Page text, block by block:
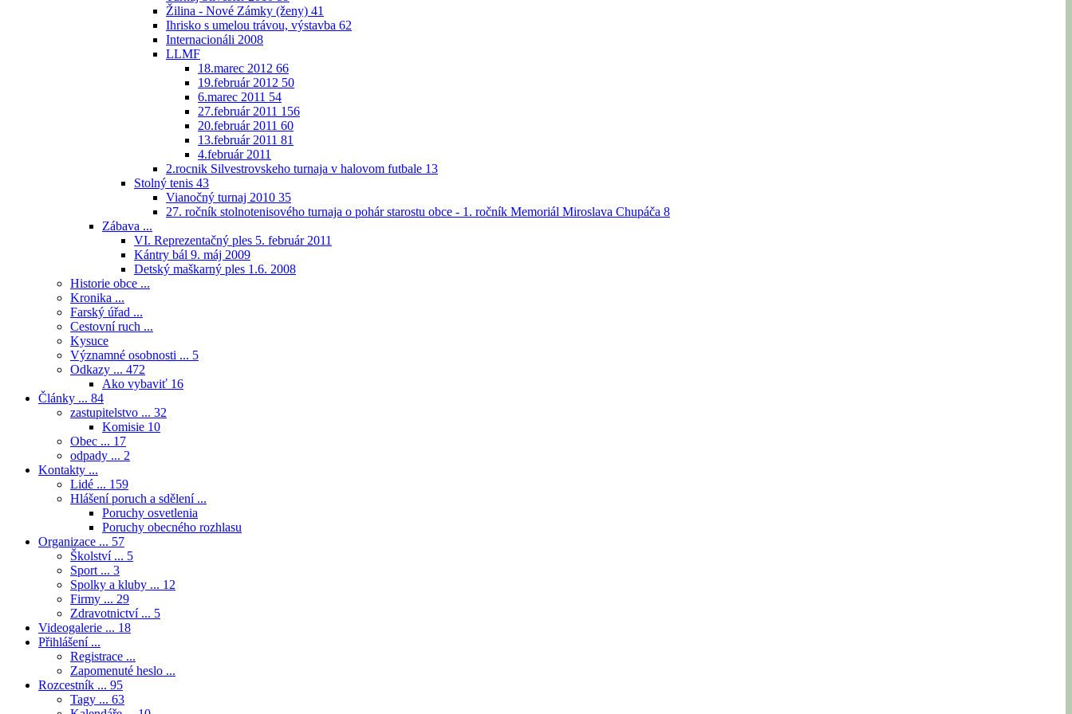
Žilina - Nové Zámky (ženy) 41
Ihrisko s umelou trávou, výstavba 62
Internacionáli 2008
LLMF
18.marec 2012 66
19.február 2012 50
6.marec 2011 54
27.február 2011 156
20.február 2011 60
13.február 2011 81
4.február 2011
2.rocnik Silvestrovskeho turnaja v halovom futbale 13
Stolný tenis 43
Vianočný turnaj 2010 35
27. ročník stolnotenisového turnaja o pohár starostu obce - 1. ročník Memoriál Miroslava Chupáča 8
Zábava ...
VI. Reprezentačný ples 5. február 2011
Kántry bál 9. máj 2009
Detský maškarný ples 1.6. 2008
Historie obce ...
Kronika ...
Farský úřad ...
Cestovní ruch ...
Kysuce
Významné osobnosti ... 5
Odkazy ... 472
Ako vybaviť 16
Články ... 84
zastupitelstvo ... 32
Komisie 10
Obec ... 17
odpady ... 2
Kontakty ...
Lidé ... 159
Hlášení poruch a sdělení ...
Poruchy osvetlenia
Poruchy obecného rozhlasu
Organizace ... 57
Školství ... 5
Sport ... 3
Spolky a kluby ... 12
Firmy ... 29
Zdravotnictví ... 5
Videogalerie ... 18
Přihlášení ...
Registrace ...
Zapomenuté heslo ...
Rozcestník ... 95
Tagy ... 63